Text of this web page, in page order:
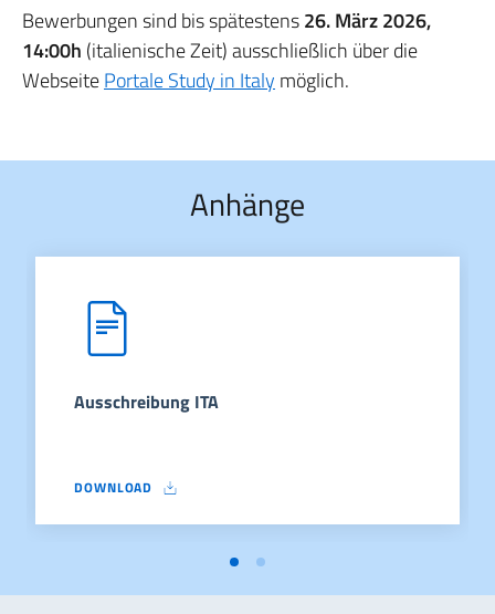
Bewerbungen sind bis spätestens26. März 2026,
14:00h (italienische Zeit) ausschließlich über die
WebseitePortale Study in Italy möglich.
Anhänge
Ausschreibung ITA
DOWNLOAD
AUSSCHREIBUNG ITA